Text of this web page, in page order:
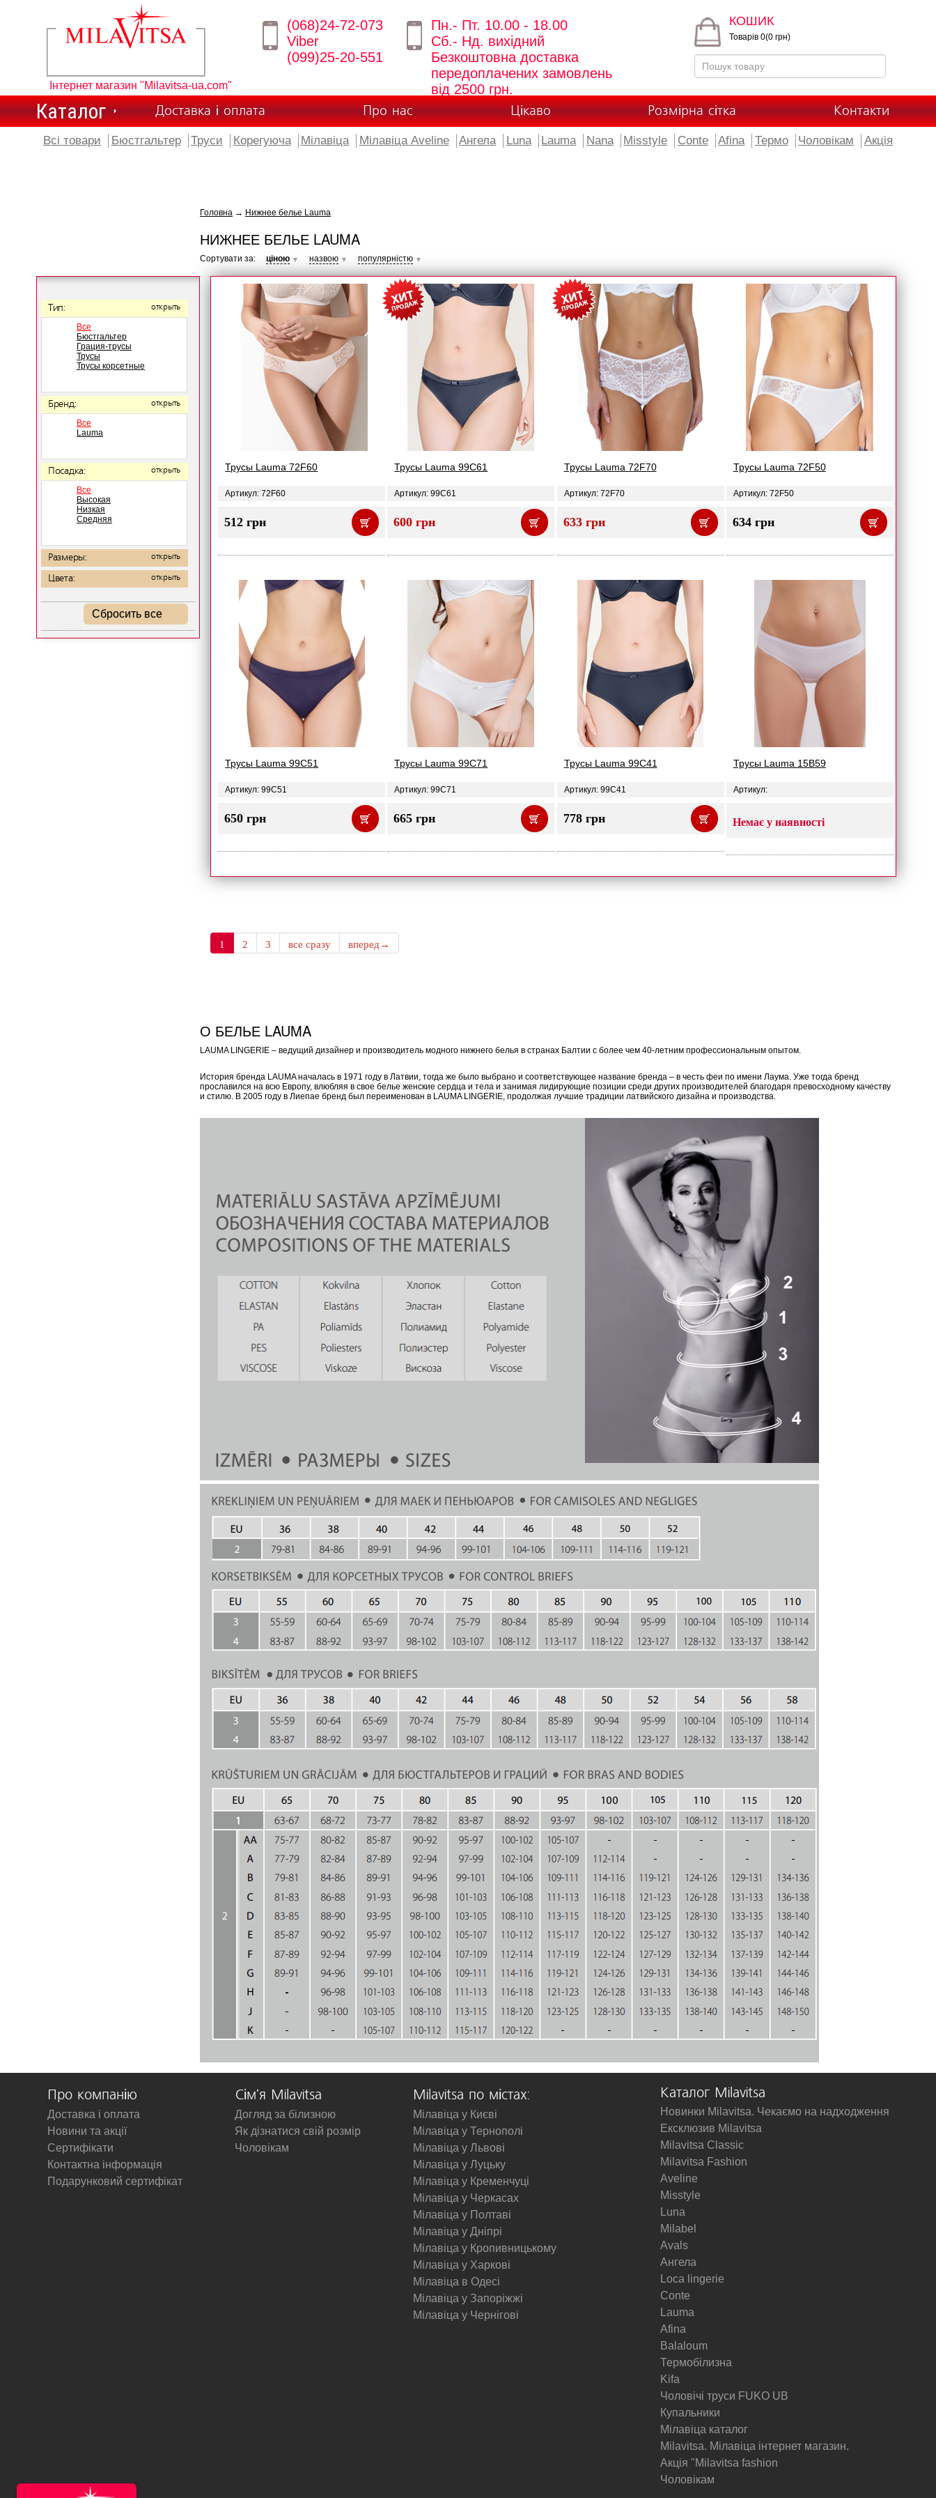
Інтернет магазин "Milavitsa-ua.com"
(068)24-72-073
Viber
(099)25-20-551
Пн.- Пт. 10.00 - 18.00
Сб.- Нд. вихідний
Безкоштовна доставка
передоплачених замовлень
від 2500 грн.
КОШИК
Товарів 0(0 грн)
Каталог Доставка і оплата Про нас Цікаво Розмірна сітка Контакти
Всі товари Бюстгальтер Труси Корегуюча Мілавіца Мілавіца Aveline Ангела Luna Lauma Nana Misstyle Conte Afina Термо Чоловікам Акція
Тип: открыть
Все
Бюстгальтер
Грация-трусы
Трусы
Трусы корсетные
Бренд: открыть
Все
Lauma
Посадка: открыть
Все
Высокая
Низкая
Средняя
Размеры: открыть
Цвета: открыть
Сбросить все
Головна → Нижнее белье Lauma
НИЖНЕЕ БЕЛЬЕ LAUMA
Сортувати за: ціною ▼ назвою ▼ популярністю ▼
Трусы Lauma 72F60
Артикул: 72F60
512 грн
Трусы Lauma 99C61
Артикул: 99C61
600 грн
Трусы Lauma 72F70
Артикул: 72F70
633 грн
Трусы Lauma 72F50
Артикул: 72F50
634 грн
Трусы Lauma 99C51
Артикул: 99C51
650 грн
Трусы Lauma 99C71
Артикул: 99C71
665 грн
Трусы Lauma 99C41
Артикул: 99C41
778 грн
Трусы Lauma 15B59
Артикул:
Немає у наявності
1 2 3 все сразу вперед→
О БЕЛЬЕ LAUMA
LAUMA LINGERIE – ведущий дизайнер и производитель модного нижнего белья в странах Балтии с более чем 40-летним профессиональным опытом.
История бренда LAUMA началась в 1971 году в Латвии, тогда же было выбрано и соответствующее название бренда – в честь феи по имени Лаума. Уже тогда бренд
прославился на всю Европу, влюбляя в свое белье женские сердца и тела и занимая лидирующие позиции среди других производителей благодаря превосходному качеству
и стилю. В 2005 году в Лиепае бренд был переименован в LAUMA LINGERIE, продолжая лучшие традиции латвийского дизайна и производства.
Про компанію
Доставка і оплата
Новини та акції
Сертифікати
Контактна інформація
Подарунковий сертифікат
Сім'я Milavitsa
Догляд за білизною
Як дізнатися свій розмір
Чоловікам
Milavitsa по містах:
Мілавіца у Києві
Мілавіца у Тернополі
Мілавіца у Львові
Мілавіца у Луцьку
Мілавіца у Кременчуці
Мілавіца у Черкасах
Мілавіца у Полтаві
Мілавіца у Дніпрі
Мілавіца у Кропивницькому
Мілавіца у Харкові
Мілавіца в Одесі
Мілавіца у Запоріжжі
Мілавіца у Чернігові
Каталог Milavitsa
Новинки Milavitsa. Чекаємо на надходження
Ексклюзив Milavitsa
Milavitsa Classic
Milavitsa Fashion
Aveline
Misstyle
Luna
Milabel
Avals
Ангела
Loca lingerie
Conte
Lauma
Afina
Balaloum
Термобілизна
Kifa
Чоловічі труси FUKO UB
Купальники
Мілавіца каталог
Milavitsa. Мілавіца інтернет магазин.
Акція "Milavitsa fashion
Чоловікам